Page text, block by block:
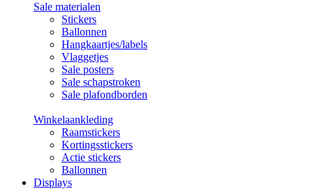
Sale materialen
Stickers
Ballonnen
Hangkaartjes/labels
Vlaggetjes
Sale posters
Sale schapstroken
Sale plafondborden
Winkelaankleding
Raamstickers
Kortingsstickers
Actie stickers
Ballonnen
Displays